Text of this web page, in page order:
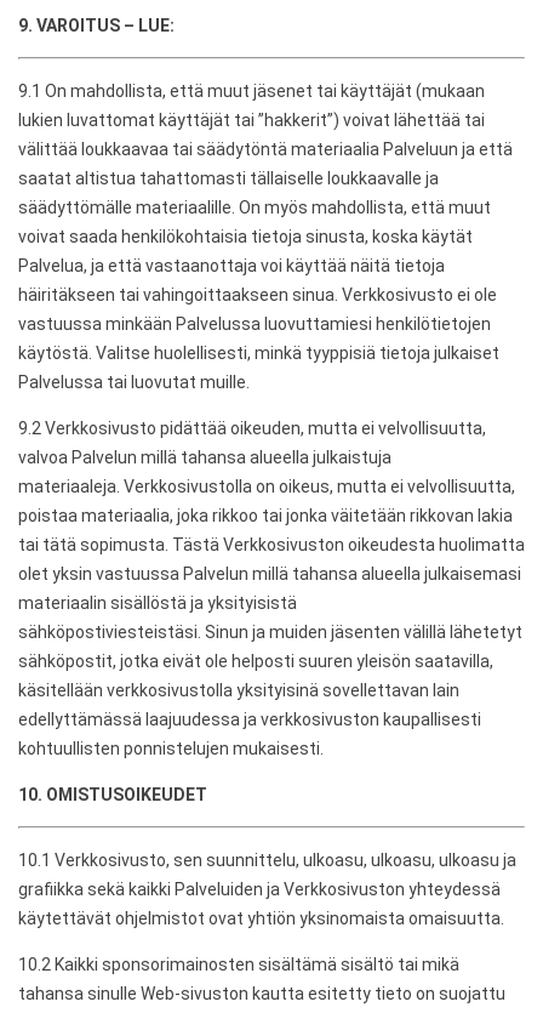
9. VAROITUS – LUE:
9.1 On mahdollista, että muut jäsenet tai käyttäjät (mukaan
lukien luvattomat käyttäjät tai ”hakkerit”) voivat lähettää tai
välittää loukkaavaa tai säädytöntä materiaalia Palveluun ja että
saatat altistua tahattomasti tällaiselle loukkaavalle ja
säädyttömälle materiaalille. On myös mahdollista, että muut
voivat saada henkilökohtaisia ​​tietoja sinusta, koska käytät
Palvelua, ja että vastaanottaja voi käyttää näitä tietoja
häiritäkseen tai vahingoittaakseen sinua. Verkkosivusto ei ole
vastuussa minkään Palvelussa luovuttamiesi henkilötietojen
käytöstä. Valitse huolellisesti, minkä tyyppisiä tietoja julkaiset
Palvelussa tai luovutat muille.
9.2 Verkkosivusto pidättää oikeuden, mutta ei velvollisuutta,
valvoa Palvelun millä tahansa alueella julkaistuja
materiaaleja. Verkkosivustolla on oikeus, mutta ei velvollisuutta,
poistaa materiaalia, joka rikkoo tai jonka väitetään rikkovan lakia
tai tätä sopimusta. Tästä Verkkosivuston oikeudesta huolimatta
olet yksin vastuussa Palvelun millä tahansa alueella julkaisemasi
materiaalin sisällöstä ja yksityisistä
sähköpostiviesteistäsi. Sinun ja muiden jäsenten välillä lähetetyt
sähköpostit, jotka eivät ole helposti suuren yleisön saatavilla,
käsitellään verkkosivustolla yksityisinä sovellettavan lain
edellyttämässä laajuudessa ja verkkosivuston kaupallisesti
kohtuullisten ponnistelujen mukaisesti.
10. OMISTUSOIKEUDET
10.1 Verkkosivusto, sen suunnittelu, ulkoasu, ulkoasu, ulkoasu ja
grafiikka sekä kaikki Palveluiden ja Verkkosivuston yhteydessä
käytettävät ohjelmistot ovat yhtiön yksinomaista omaisuutta.
10.2 Kaikki sponsorimainosten sisältämä sisältö tai mikä
tahansa sinulle Web-sivuston kautta esitetty tieto on suojattu